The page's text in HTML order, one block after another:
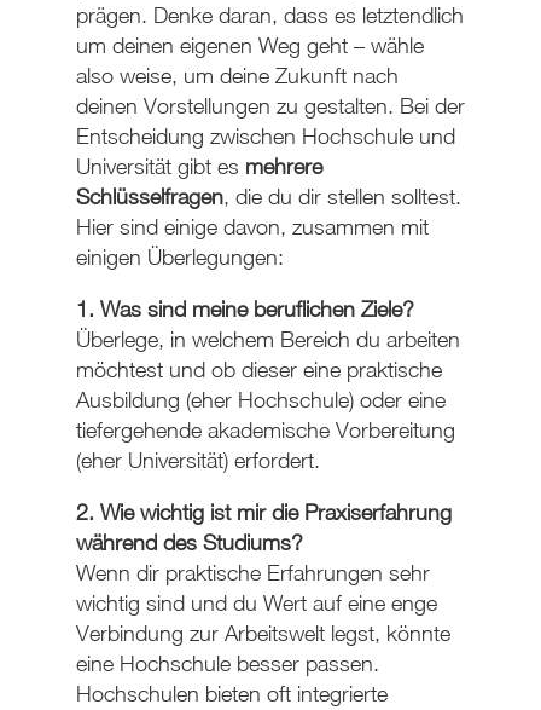
prägen. Denke daran, dass es letztendlich
um deinen eigenen Weg geht – wähle
also weise, um deine Zukunft nach
deinen Vorstellungen zu gestalten. Bei der
Entscheidung zwischen Hochschule und
Universität gibt es mehrere
Schlüsselfragen, die du dir stellen solltest.
Hier sind einige davon, zusammen mit
einigen Überlegungen:
1. Was sind meine beruflichen Ziele?
Überlege, in welchem Bereich du arbeiten
möchtest und ob dieser eine praktische
Ausbildung (eher Hochschule) oder eine
tiefergehende akademische Vorbereitung
(eher Universität) erfordert.
2. Wie wichtig ist mir die Praxiserfahrung
während des Studiums?
Wenn dir praktische Erfahrungen sehr
wichtig sind und du Wert auf eine enge
Verbindung zur Arbeitswelt legst, könnte
eine Hochschule besser passen.
Hochschulen bieten oft integrierte